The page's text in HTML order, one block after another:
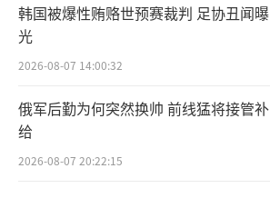
韩国被爆性贿赂世预赛裁判 足协丑闻曝
光
2026-08-07 14:00:32
俄军后勤为何突然换帅 前线猛将接管补
给
2026-08-07 20:22:15